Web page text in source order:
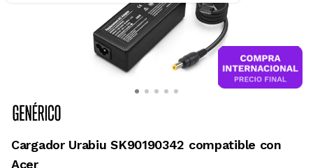
Cargador Urabiu SK90190342 compatible con
Acer